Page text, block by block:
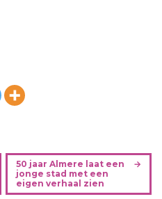
50 jaar Almere laat een
jonge stad met een
eigen verhaal zien